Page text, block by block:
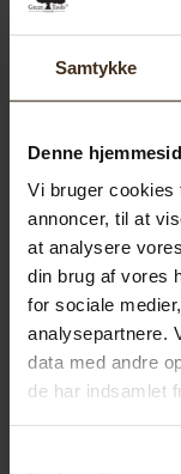
Samtykke
Denne
Vi bruger cookies
annoncer, til at
at analysere
din brug af vores
for sociale
analysepartnere.
data med andre
de har indsamlet
Beskrivelse
Klinge til Felco